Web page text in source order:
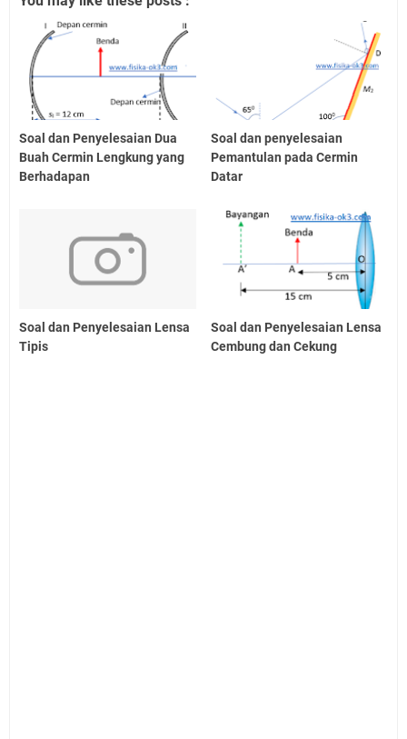
Soal dan Penyelesaian Dua
Buah Cermin Lengkung yang
Berhadapan
Soal dan penyelesaian
Pemantulan pada Cermin
Datar
Soal dan Penyelesaian Lensa
Tipis
Soal dan Penyelesaian Lensa
Cembung dan Cekung